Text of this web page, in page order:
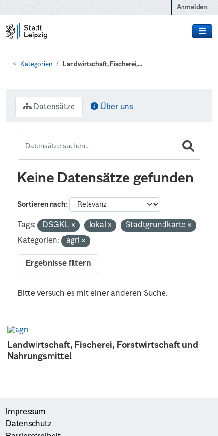
Anmelden
Kategorien Landwirtschaft, Fischerei,...
Landwirtschaft, Fischerei, Forstwirtschaft und
Nahrungsmittel
Datensätze Über uns
Keine Datensätze gefunden
Sortieren nach
Tags: DSGKL lokal
Stadtgrundkarte
Kategorien:
agri
Ergebnisse filtern
Bitte versuch es mit einer anderen Suche.
Impressum
Datenschutz